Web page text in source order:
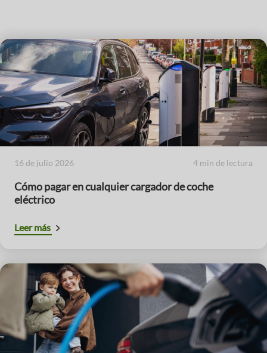
16 de julio 2026 4 min de lectura
Cómo pagar en cualquier cargador de coche
eléctrico
Leer más